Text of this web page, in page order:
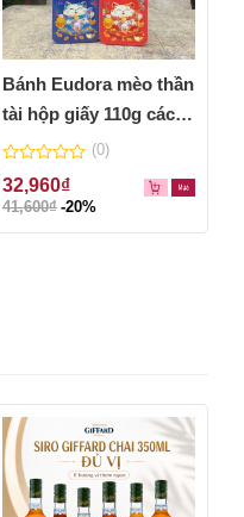
Bánh Eudora mèo thần
tài hộp giấy 110g các
màu
0
out
of
5
(0)
32,960₫
41,600₫ -20%